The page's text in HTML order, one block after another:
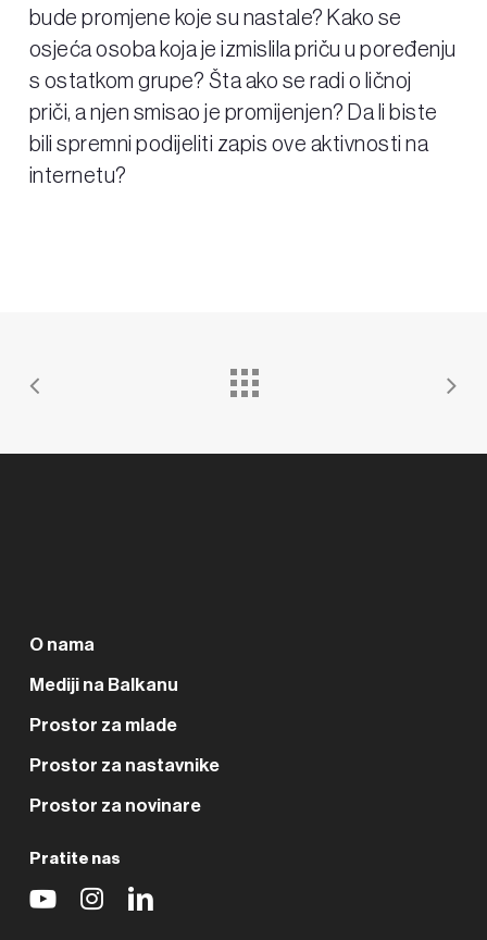
bude promjene koje su nastale? Kako se
osjeća osoba koja je izmislila priču u poređenju
s ostatkom grupe? Šta ako se radi o ličnoj
priči, a njen smisao je promijenjen? Da li biste
bili spremni podijeliti zapis ove aktivnosti na
internetu?
O nama
Mediji na Balkanu
Prostor za mlade
Prostor za nastavnike
Prostor za novinare
Pratite nas